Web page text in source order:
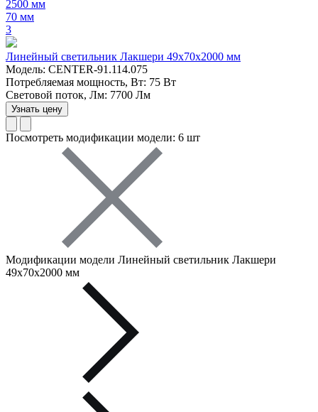
2500 мм
70 мм
3
Линейный светильник Лакшери 49х70х2000 мм
Модель: CENTER-91.114.075
Потребляемая мощность, Вт: 75 Вт
Световой поток, Лм: 7700 Лм
Узнать цену
Посмотреть модификации модели: 6 шт
Модификации модели Линейный светильник Лакшери
49х70х2000 мм